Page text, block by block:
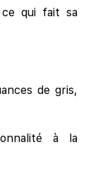
qui fait sa
de gris,
à la